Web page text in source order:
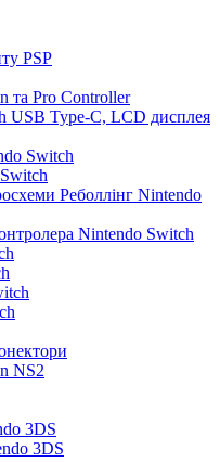
PSP
та Pro Controller
USB Type-C, LCD дисплея
Switch
Реболлінг Nintendo
Nintendo Switch
NS2
3DS
3DS